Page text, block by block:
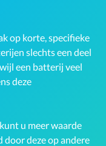
op korte, specifieke
slechts een deel
een batterij veel
deze
u meer waarde
deze op andere